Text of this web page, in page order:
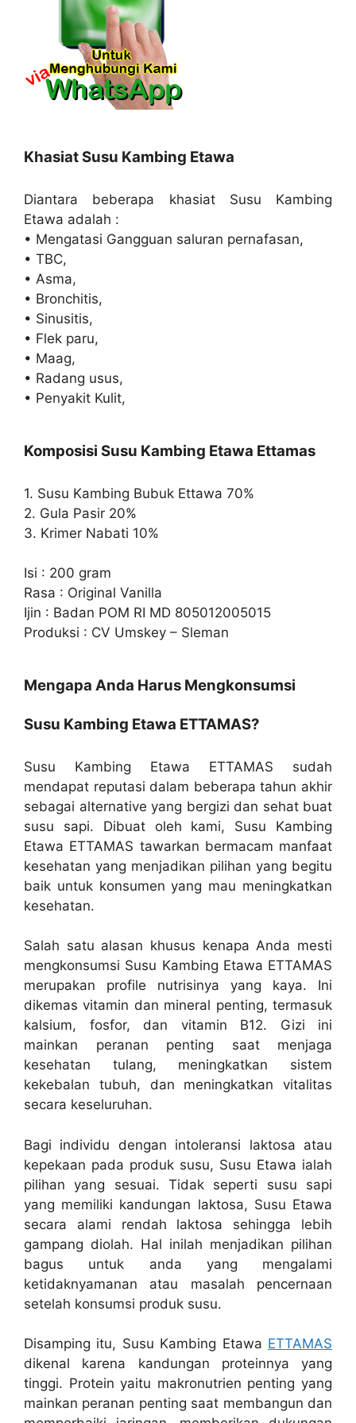
Khasiat Susu Kambing Etawa
Diantara beberapa khasiat Susu Kambing
Etawa adalah :
• Mengatasi Gangguan saluran pernafasan,
• TBC,
• Asma,
• Bronchitis,
• Sinusitis,
• Flek paru,
• Maag,
• Radang usus,
• Penyakit Kulit,
Komposisi Susu Kambing Etawa Ettamas
1. Susu Kambing Bubuk Ettawa 70%
2. Gula Pasir 20%
3. Krimer Nabati 10%
Isi : 200 gram
Rasa : Original Vanilla
Ijin : Badan POM RI MD 805012005015
Produksi : CV Umskey – Sleman
Mengapa Anda Harus Mengkonsumsi
Susu Kambing Etawa ETTAMAS?
Susu Kambing Etawa ETTAMAS sudah
mendapat reputasi dalam beberapa tahun akhir
sebagai alternative yang bergizi dan sehat buat
susu sapi. Dibuat oleh kami, Susu Kambing
Etawa ETTAMAS tawarkan bermacam manfaat
kesehatan yang menjadikan pilihan yang begitu
baik untuk konsumen yang mau meningkatkan
kesehatan.
Salah satu alasan khusus kenapa Anda mesti
mengkonsumsi Susu Kambing Etawa ETTAMAS
merupakan profile nutrisinya yang kaya. Ini
dikemas vitamin dan mineral penting, termasuk
kalsium, fosfor, dan vitamin B12. Gizi ini
mainkan peranan penting saat menjaga
kesehatan tulang, meningkatkan sistem
kekebalan tubuh, dan meningkatkan vitalitas
secara keseluruhan.
Bagi individu dengan intoleransi laktosa atau
kepekaan pada produk susu, Susu Etawa ialah
pilihan yang sesuai. Tidak seperti susu sapi
yang memiliki kandungan laktosa, Susu Etawa
secara alami rendah laktosa sehingga lebih
gampang diolah. Hal inilah menjadikan pilihan
bagus untuk anda yang mengalami
ketidaknyamanan atau masalah pencernaan
setelah konsumsi produk susu.
Disamping itu, Susu Kambing Etawa ETTAMAS
dikenal karena kandungan proteinnya yang
tinggi. Protein yaitu makronutrien penting yang
mainkan peranan penting saat membangun dan